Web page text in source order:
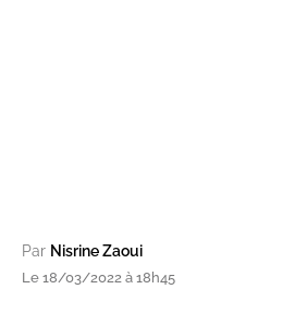
Par Nisrine Zaoui
Le 18/03/2022 à 18h45